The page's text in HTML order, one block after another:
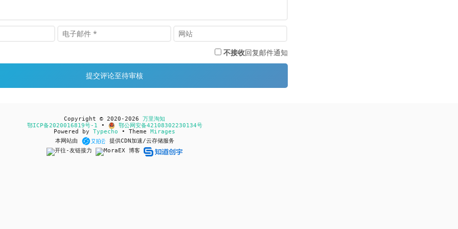
不接收回复邮件通知
Copyright © 2020-2026 万里淘知
鄂ICP备2020016819号-1 •
鄂公网安备42108302230134号
Powered by Typecho • Theme Mirages
本网站由
提供CDN加速/云存储服务